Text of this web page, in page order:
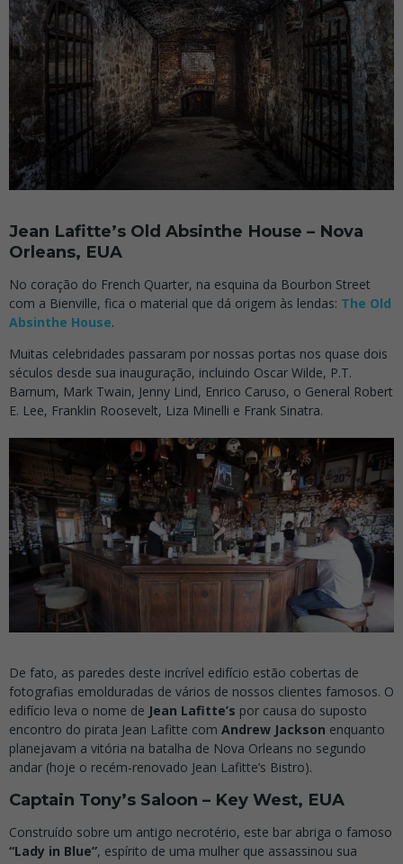
Jean Lafitte’s Old Absinthe House – Nova
Orleans, EUA
No coração do French Quarter, na esquina da Bourbon Street
com a Bienville, fica o material que dá origem às lendas: The Old
Absinthe House.
Muitas celebridades passaram por nossas portas nos quase dois
séculos desde sua inauguração, incluindo Oscar Wilde, P.T.
Barnum, Mark Twain, Jenny Lind, Enrico Caruso, o General Robert
E. Lee, Franklin Roosevelt, Liza Minelli e Frank Sinatra.
De fato, as paredes deste incrível edifício estão cobertas de
fotografias emolduradas de vários de nossos clientes famosos. O
edifício leva o nome de Jean Lafitte’s por causa do suposto
encontro do pirata Jean Lafitte com Andrew Jackson enquanto
planejavam a vitória na batalha de Nova Orleans no segundo
andar (hoje o recém-renovado Jean Lafitte’s Bistro).
Captain Tony’s Saloon – Key West, EUA
Construído sobre um antigo necrotério, este bar abriga o famoso
“Lady in Blue”, espírito de uma mulher que assassinou sua